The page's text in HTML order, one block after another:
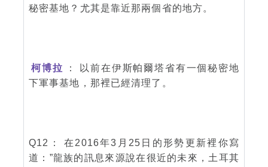
秘密基地？尤其是靠近那兩個省的地方。
柯博拉
： 以前在伊斯帕爾塔省有一個秘密地
下軍事基地，那裡已經清理了。
Q12： 在2016年3月25日的形勢更新裡你寫
道：”龍族的訊息來源說在很近的未來，土耳其